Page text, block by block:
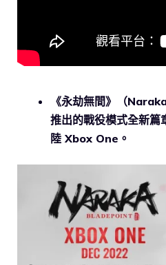
《永劫無間》（
推出的戰役模式全新
陸 Xbox One。